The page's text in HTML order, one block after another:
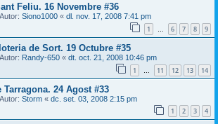
Feliu. 16 Novembre #36
Siono1000 « dl. nov. 17, 2008 7:41 pm
1 … 6 7 8 9
de Sort. 19 Octubre #35
Randy-650 « dt. oct. 21, 2008 10:46 pm
1 … 11 12 13 14
Tarragona. 24 Agost #33
Storm « dc. set. 03, 2008 2:15 pm
1 2 3 4